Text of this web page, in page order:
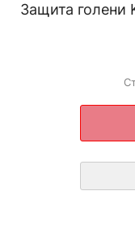
Защита голени